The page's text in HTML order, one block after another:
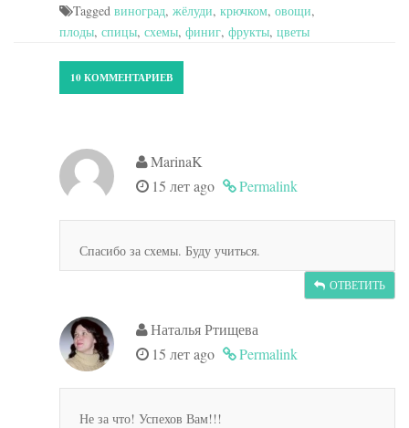
Tagged виноград, жёлуди, крючком, овощи,
плоды, спицы, схемы, финиг, фрукты, цветы
10 КОММЕНТАРИЕВ
MarinaK
15 лет ago
Permalink
Спасибо за схемы. Буду учиться.
ОТВЕТИТЬ
Наталья Ртищева
15 лет ago
Permalink
Не за что! Успехов Вам!!!